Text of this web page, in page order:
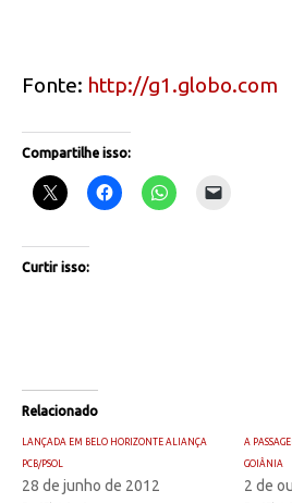
Fonte: http://g1.globo.com
Compartilhe isso:
Curtir isso:
Relacionado
LANÇADA EM BELO HORIZONTE ALIANÇA
PCB/PSOL
28 de junho de 2012
A
GOIÂNIA
2 de